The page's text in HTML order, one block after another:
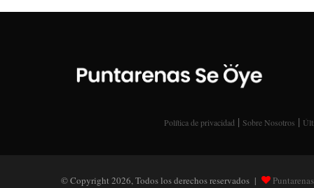
Política de privacidad | Sobre Nosotros |
© Copyright 2026, Todos los derechos reservados |